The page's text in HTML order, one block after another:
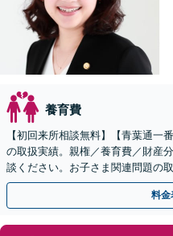
養育費
【初回来所相談無料】【青葉通一
の取扱実績。親権／養育費／財産
談ください。お子さま関連問題の
状況やご要望に寄り添い、最善の
料金